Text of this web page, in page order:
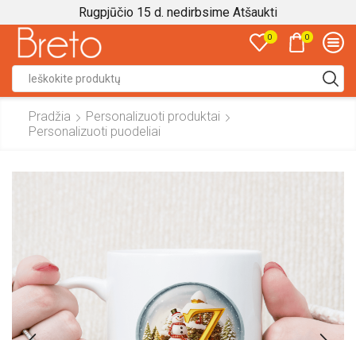
Rugpjūčio 15 d. nedirbsime Atšaukti
0 0
input
Pradžia
Personalizuoti produktai
Personalizuoti puodeliai